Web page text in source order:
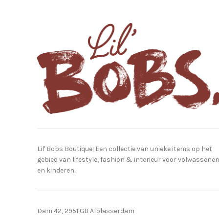
Lil' Bobs Boutique! Een collectie van unieke items op het
gebied van lifestyle, fashion & interieur voor volwassenen
en kinderen.
Dam 42, 2951 GB Alblasserdam